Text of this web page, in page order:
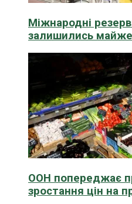
Міжнародні
залишились
ООН попереджає
зростання цін на